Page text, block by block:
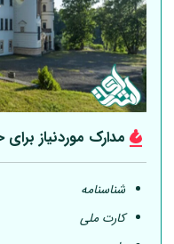
مدارک موردنیاز
شناسنامه
کارت ملی